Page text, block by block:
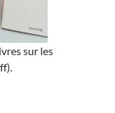
sur les